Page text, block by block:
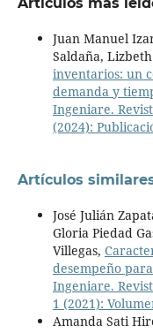
Juan Manuel
Saldaña,
inventarios: un
demanda y
Ingeniare.
(2024):
Artículos
José Julián
Gloria Piedad
Villegas,
desempeño
Ingeniare.
1 (2021):
Amanda Sati